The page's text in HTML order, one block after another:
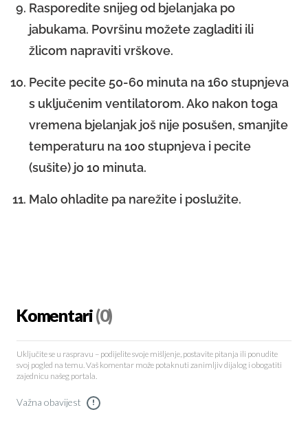
Rasporedite snijeg od bjelanjaka po
jabukama. Površinu možete zagladiti ili
žlicom napraviti vrškove.
Pecite pecite 50-60 minuta na 160 stupnjeva
s uključenim ventilatorom. Ako nakon toga
vremena bjelanjak još nije posušen, smanjite
temperaturu na 100 stupnjeva i pecite
(sušite) jo 10 minuta.
Malo ohladite pa narežite i poslužite.
Komentari(0)
Uključite se u raspravu – podijelite svoje mišljenje, postavite pitanja ili ponudite
svoj pogled na temu. Vaš komentar može potaknuti zanimljiv dijalog i obogatiti
zajednicu našeg portala.
Važna obavijest !